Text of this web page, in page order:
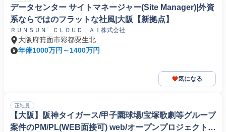
データセンター サイトマネージャー(Site Manager)|外資
系ならではのフラットな社風|大阪【新拠点】
ＲＵＮＳＵＮ ＣＬＯＵＤ ＡＩ株式会社
大阪府箕面市彩都粟生北
年俸1000万円～1400万円
気になる
正社員
【大阪】阪神タイガース/甲子園球場/宝塚歌劇等グループ
案件のPM/PL(WEB面接可) web/オープンプロジェクトマ